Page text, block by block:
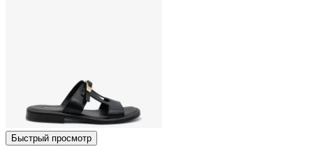
Быстрый просмотр